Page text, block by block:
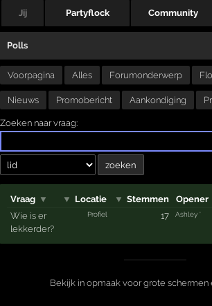
Jij Partyflock Community
Polls
Voorpagina Alles Forumonderwerp
Nieuws Promobericht Aankondiging
Zoeken naar vraag:
Vraag ▼ ▼ Locatie ▼ Stemmen Opener
Wie is er
lekkerder?
Profiel 17 Ashley '
Bekijk in opmaak voor grote schermen